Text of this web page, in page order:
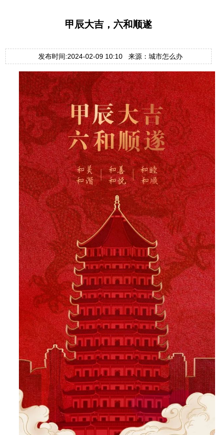
甲辰大吉，六和顺遂
发布时间:2024-02-09 10:10 来源：城市怎么办